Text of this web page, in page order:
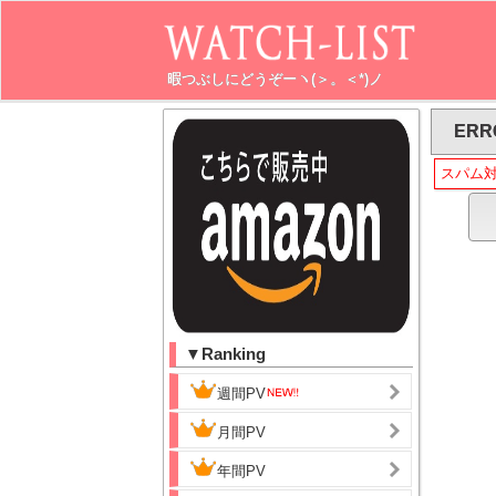
暇つぶしにどうぞーヽ(＞。＜*)ノ
▼Ranking
週間PV
月間PV
年間PV
スパム